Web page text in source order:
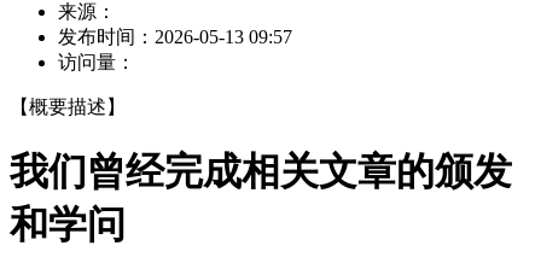
来源：
发布时间： 2026-05-13 09:57
访问量：
【概要描述】
我们曾经完成相关文章的颁发
和学问